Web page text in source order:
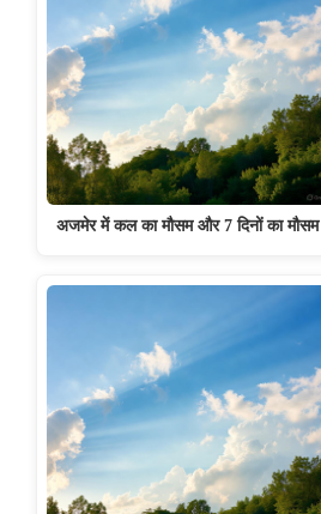
अजमेर में कल का मौसम और 7 दिनों का मौसम